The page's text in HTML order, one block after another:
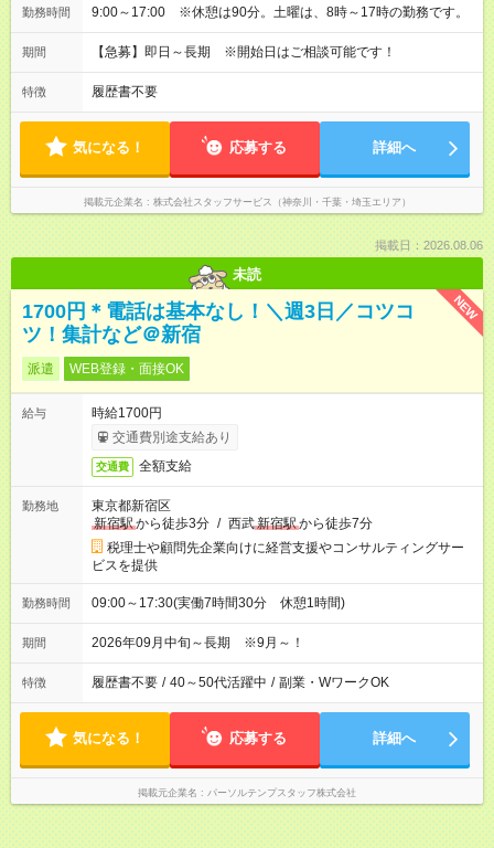
勤務時間 9:00～17:00 ※休憩は90分。土曜は、8時～17時の勤務です。
期間 【急募】即日～長期 ※開始日はご相談可能です！
特徴 履歴書不要
気になる！ 応募する 詳細へ
掲載元企業名 株式会社スタッフサービス（神奈川・千葉・埼玉エリア）
掲載日：2026.08.06
未読
NEW
1700円＊電話は基本なし！＼週3日／コツコ
ツ！集計など＠新宿
派遣 WEB登録・面接OK
給与
時給1700円
交通費別途支給あり
交通費 全額支給
勤務地
東京都新宿区
新宿駅から徒歩3分 / 西武新宿駅から徒歩7分
税理士や顧問先企業向けに経営支援やコンサルティングサー
ビスを提供
勤務時間 09:00～17:30(実働7時間30分 休憩1時間)
期間 2026年09月中旬～長期 ※9月～！
特徴 履歴書不要 / 40～50代活躍中 / 副業・WワークOK
気になる！ 応募する 詳細へ
掲載元企業名 パーソルテンプスタッフ株式会社